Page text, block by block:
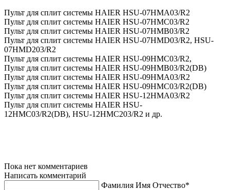
Пульт для сплит системы HAIER HSU-07HMA03/R2
Пульт для сплит системы HAIER HSU-07HMC03/R2
Пульт для сплит системы HAIER HSU-07HMB03/R2
Пульт для сплит системы HAIER HSU-07HMD03/R2, HSU-
07HMD203/R2
Пульт для сплит системы HAIER HSU-09HMC03/R2,
Пульт для сплит системы HAIER HSU-09HMB03/R2(DB)
Пульт для сплит системы HAIER HSU-09HMA03/R2
Пульт для сплит системы HAIER HSU-09HMC03/R2(DB)
Пульт для сплит системы HAIER HSU-12HMA03/R2
Пульт для сплит системы HAIER HSU-
12HMC03/R2(DB), HSU-12HMC203/R2 и др.
Пока нет комментариев
Написать комментарий
Фамилия Имя Отчество*